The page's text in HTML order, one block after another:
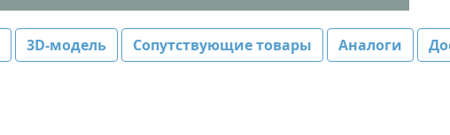
3D-модель Сопутствующие товары Аналоги